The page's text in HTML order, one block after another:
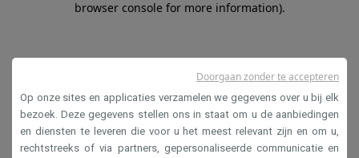
browser console for more information).
Op onze sites en applicaties verzamelen we gegevens over u bij elk
bezoek. Deze gegevens stellen ons in staat om u de aanbiedingen
en diensten te leveren die voor u het meest relevant zijn en om u,
rechtstreeks of via partners, gepersonaliseerde communicatie en
Doorgaan zonder te accepteren